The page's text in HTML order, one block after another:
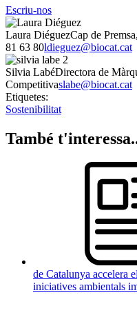
Escriu-nos
Laura DiéguezCap de
81 63 80ldieguez@biocat.cat
Silvia LabéDirectora de
Competitivaslabe@biocat.cat
Etiquetes:
Sostenibilitat
També
de Catalunya accelera
iniciatives ambientals